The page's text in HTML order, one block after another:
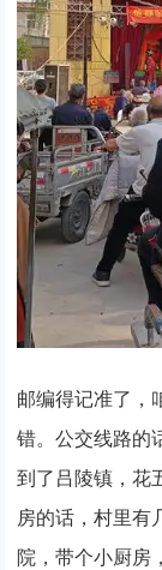
邮编得记准了，
错。公交线路的
到了吕陵镇，花
房的话，村里有
院，带个小厨房